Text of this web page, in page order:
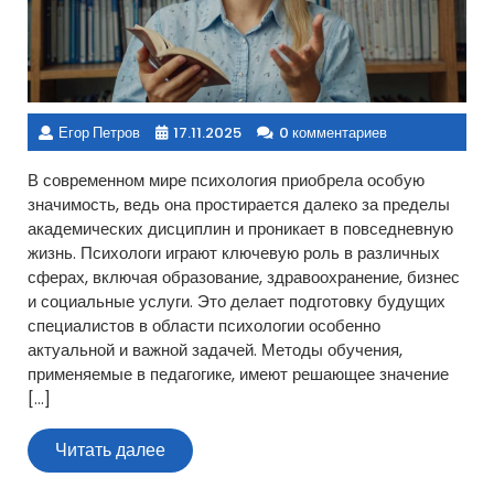
Егор Петров 17.11.2025 0 комментариев
В современном мире психология приобрела особую
значимость, ведь она простирается далеко за пределы
академических дисциплин и проникает в повседневную
жизнь. Психологи играют ключевую роль в различных
сферах, включая образование, здравоохранение, бизнес
и социальные услуги. Это делает подготовку будущих
специалистов в области психологии особенно
актуальной и важной задачей. Методы обучения,
применяемые в педагогике, имеют решающее значение
[…]
Читать далееЧитать
далее